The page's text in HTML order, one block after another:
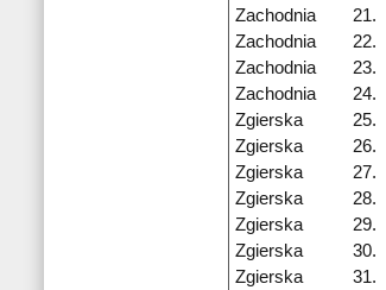
Zachodnia
21.
Zachodnia
22.
Zachodnia
23.
Zachodnia
24.
Zgierska
25.
Zgierska
26.
Zgierska
27.
Zgierska
28.
Zgierska
29.
Zgierska
30.
Zgierska
31.